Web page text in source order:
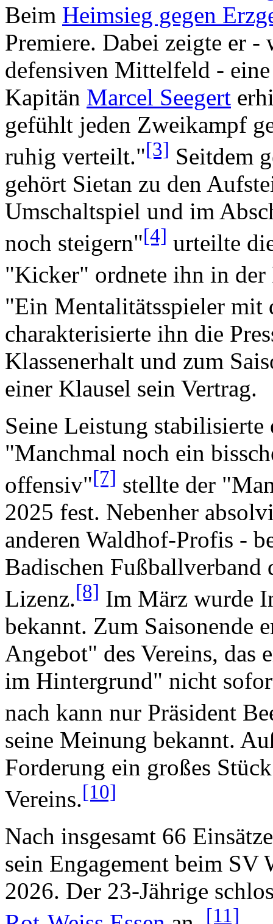
Beim Heimsieg gegen
Premiere. Dabei zeigte er -
defensiven Mittelfeld -
Kapitän Marcel Seegert
gefühlt jeden Zweikampf
ruhig verteilt."[3] Seitdem
gehört Sietan zu den
Umschaltspiel und im
noch steigern"[4] urteilte
"Kicker" ordnete ihn in
"Ein Mentalitätsspieler mit
charakterisierte ihn die
Klassenerhalt und zum
einer Klausel sein Vertrag.
Seine Leistung stabilisierte
"Manchmal noch ein
offensiv"[7] stellte der
2025 fest. Nebenher
anderen Waldhof-Profis -
Badischen
Lizenz.[8] Im März wurde
bekannt. Zum Saisonende
Angebot" des Vereins, das
im Hintergrund" nicht
nach kann nur Präsident
seine Meinung bekannt.
Forderung ein großes
Vereins.[10]
Nach insgesamt 66
sein Engagement beim
2026. Der 23-Jährige
[11]